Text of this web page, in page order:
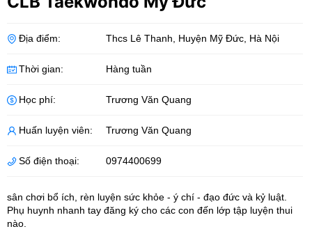
Địa điểm: Thcs Lê Thanh, Huyện Mỹ Đức, Hà Nội
Thời gian: Hàng tuần
Học phí: Trương Văn Quang
Huấn luyện viên: Trương Văn Quang
Số điện thoại: 0974400699
sân chơi bổ ích, rèn luyện sức khỏe - ý chí - đạo đức và kỷ luật.
Phụ huynh nhanh tay đăng ký cho các con đến lớp tập luyện thui
nào.